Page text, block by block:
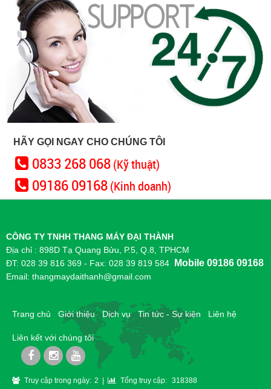
HÃY GỌI NGAY CHO CHÚNG TÔI
0833 268 068(Kỹ thuật)
09186 09168(Kinh doanh)
CÔNG TY TNHH THANG MÁY ĐẠI THÀNH
Địa chỉ : 898D Tạ Quang Bửu, P.5, Q.8, TPHCM
ĐT: 028 39 816 369 - Fax: 028 39 819 584
Mobile 09186 09168
Email: thangmaydaithanh@gmail.com
Trang chủ Giới thiệu Dịch vụ Tin tức - Sự kiện Liên hệ
Liên kết với chúng tôi
Truy cập trong ngày: 2 | Tổng truy cập: 318388